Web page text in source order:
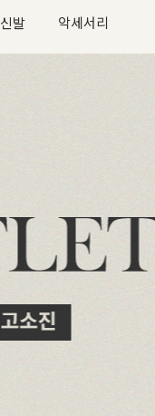
신발 악세서리